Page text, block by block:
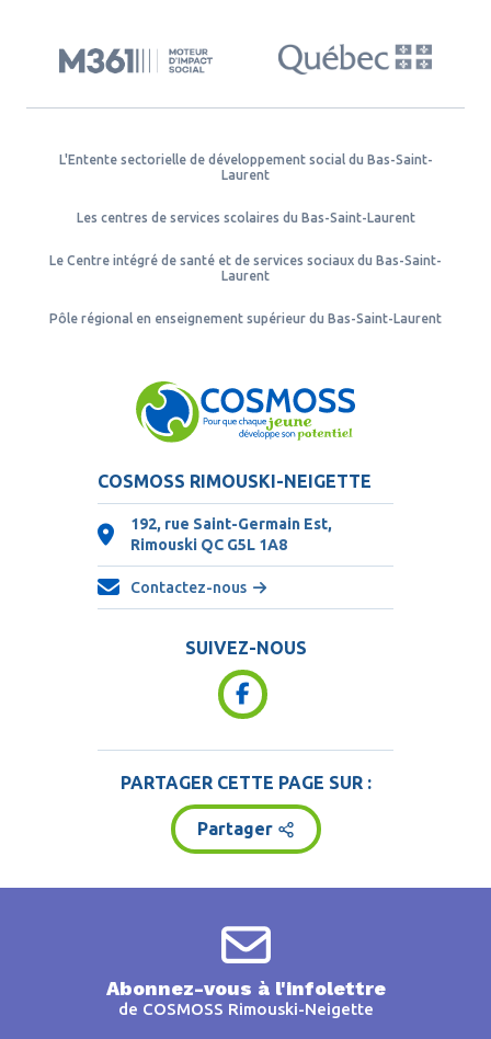
L'Entente sectorielle de développement social du Bas-Saint-
Laurent
Les centres de services scolaires du Bas-Saint-Laurent
Le Centre intégré de santé et de services sociaux du Bas-Saint-
Laurent
Pôle régional en enseignement supérieur du Bas-Saint-Laurent
COSMOSS RIMOUSKI-NEIGETTE
192, rue Saint-Germain Est,
Rimouski QC G5L 1A8
Contactez-nous
SUIVEZ-NOUS
PARTAGER CETTE PAGE SUR :
Partager
Abonnez-vous à l'infolettre
de COSMOSS Rimouski-Neigette